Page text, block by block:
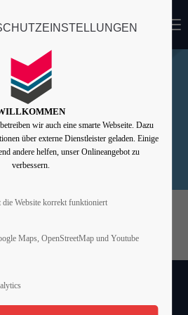
MENU
wir auch eine smarte Webseite. Dazu
über externe Dienstleister geladen. Einige
andere helfen, unser Onlineangebot zu
verbessern.
die Website korrekt funktioniert
Maps, OpenStreetMap und Youtube